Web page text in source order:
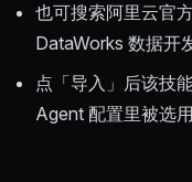
也可搜索阿里云官
DataWorks 数据开
点「导入」后该技
Agent 配置里被选用